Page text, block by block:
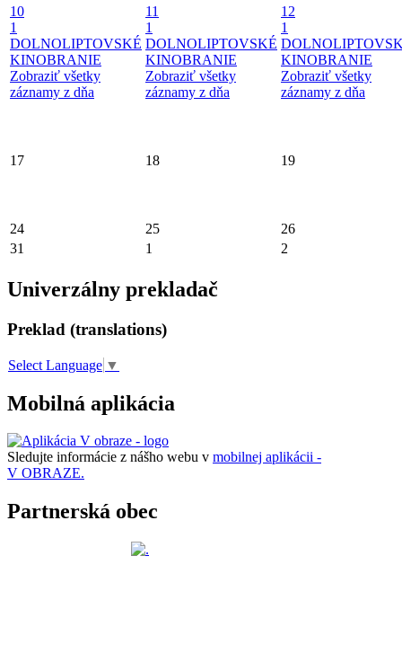
10
1
DOLNOLIPTOVSKÉ
KINOBRANIE
Zobraziť všetky
záznamy z dňa
11
1
DOLNOLIPTOVSKÉ
KINOBRANIE
Zobraziť všetky
záznamy z dňa
12
1
KINOBRANIE
Zobraziť všetky
záznamy z dňa
17 18 19
24 25
26
31
1 2
Univerzálny prekladač
Preklad (translations)
Select Language ▼
Mobilná aplikácia
Sledujte informácie z nášho webu v mobilnej aplikácii -
V OBRAZE.
Partnerská obec